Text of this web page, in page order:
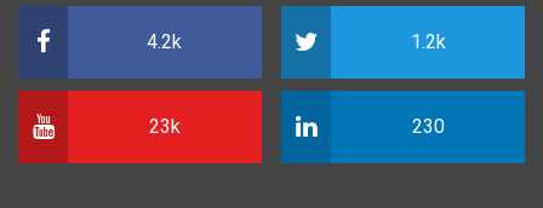
4.2k 1.2k
23k 230